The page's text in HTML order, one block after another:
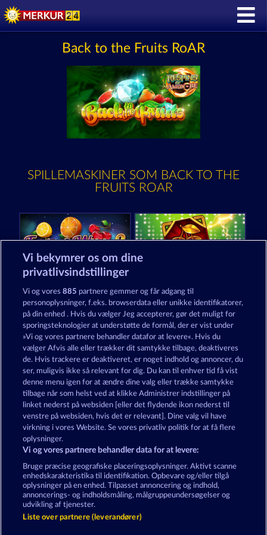
Back to the Fruits RoAR
SPILLEMASKINER SOM BACK TO THE
FRUITS ROAR
Explodiac Maxi Play 7 Supernova Fruits
Vilkår og betingelser Datasikkerhed
Kontakt
Indsend anmodning om tilbagetrækning
Vi bekymrer os om dine
privatlivsindstillinger
Vi og vores885 partnere gemmer og får adgang til
personoplysninger, f.eks. browserdata eller unikke identifikatorer,
på din enhed . Hvis du vælger Jeg accepterer, gør det muligt for
sporingsteknologier at understøtte de formål, der er vist under
»Vi og vores partnere behandler datafor at levere«. Hvis du
vælger Afvis alle eller trækker dit samtykke tilbage, deaktiveres
de. Hvis trackere er deaktiveret, er noget indhold og annoncer, du
ser, muligvis ikke så relevant for dig. Du kan til enhver tid få vist
denne menu igen for at ændre dine valg eller trække samtykke
tilbage når som helst ved at klikke Administrer indstillinger på
linket nederst på websiden [eller det flydende ikon nederst til
venstre på websiden, hvis det er relevant]. Dine valg vil have
virkning i vores Website. Se vores privatliv politik for at få flere
oplysninger.
Vi og vores partnere behandler data for at levere:
Bruge præcise geografiske placeringsoplysninger. Aktivt scanne
enhedskarakteristika til identifikation. Opbevare og/eller tilgå
oplysninger på en enhed. Tilpasset annoncering og indhold,
annoncerings- og indholdsmåling, målgruppeundersøgelser og
udvikling af tjenester.
Liste over partnere (leverandører)